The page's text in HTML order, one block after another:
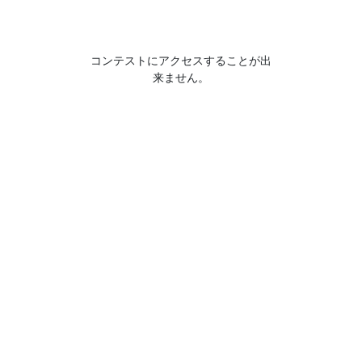
コンテストにアクセスすることが出
来ません。